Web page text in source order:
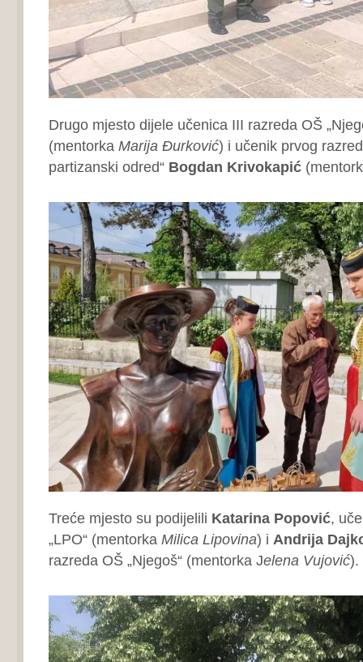
Drugo mjesto dijele učenica III razreda OŠ
(mentorka Marija Đurković) i učenik prvog
partizanski odred“ Bogdan Krivokapić
Treće mjesto su podijelili Katarina Popović,
„LPO“ (mentorka Milica Lipovina) i Andrija
razreda OŠ „Njegoš“ (mentorka Jelena Vujović).